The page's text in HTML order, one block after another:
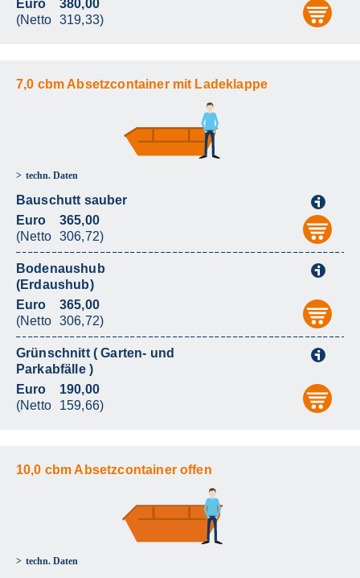
Euro
(Netto
380,00
319,33)
7,0 cbm Absetzcontainer mit Ladeklappe
techn. Daten
Bauschutt sauber
Euro
(Netto
365,00
306,72)
Bodenaushub
(Erdaushub)
Euro
(Netto
365,00
306,72)
Grünschnitt ( Garten- und
Parkabfälle )
Euro
(Netto
190,00
159,66)
10,0 cbm Absetzcontainer offen
techn. Daten